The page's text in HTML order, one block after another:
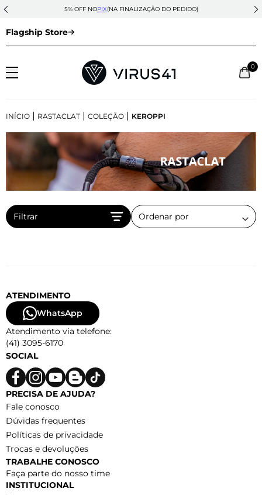
5% OFF NOPIX(NA FINALIZAÇÃO DO PEDIDO)
Flagship Store
0
INÍCIO | RASTACLAT | COLEÇÃO | KEROPPI
Filtrar
ATENDIMENTO
WhatsApp
Atendimento via telefone:
(41) 3095-6170
SOCIAL
PRECISA DE AJUDA?
Fale conosco
Dúvidas frequentes
Políticas de privacidade
Trocas e devoluções
TRABALHE CONOSCO
Faça parte do nosso time
INSTITUCIONAL